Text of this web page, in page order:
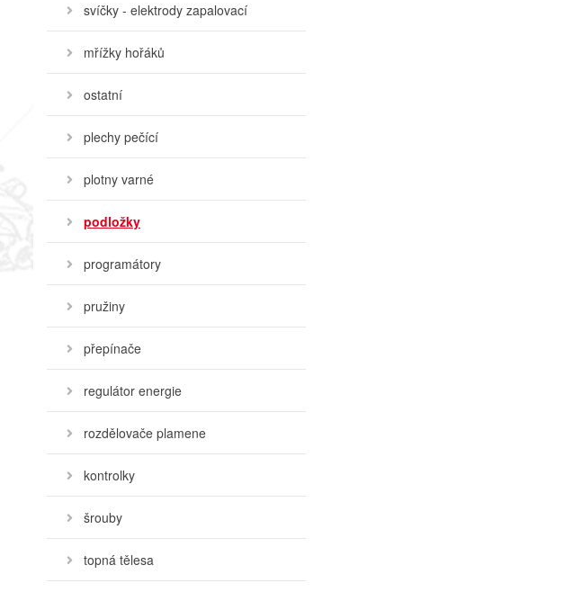
svíčky - elektrody zapalovací
mřížky hořáků
ostatní
plechy pečící
plotny varné
podložky
programátory
pružiny
přepínače
regulátor energie
rozdělovače plamene
kontrolky
šrouby
topná tělesa